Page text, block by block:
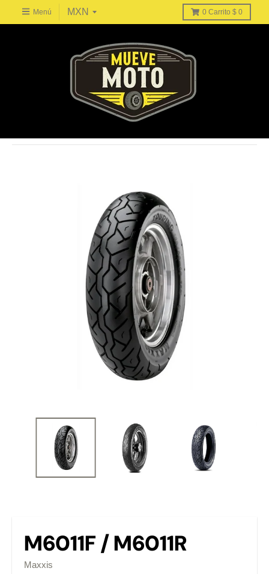
Menú 0 Carrito $ 0
M6011F / M6011R
Maxxis